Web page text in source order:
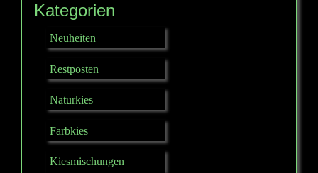
Kategorien
Neuheiten
Restposten
Naturkies
Farbkies
Kiesmischungen